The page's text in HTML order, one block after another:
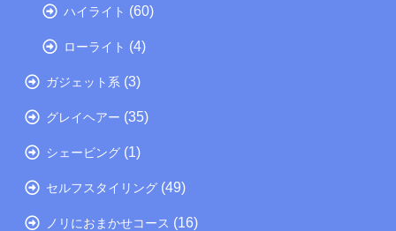
ハイライト (60)
ローライト (4)
ガジェット系 (3)
グレイヘアー (35)
シェービング (1)
セルフスタイリング (49)
ノリにおまかせコース (16)